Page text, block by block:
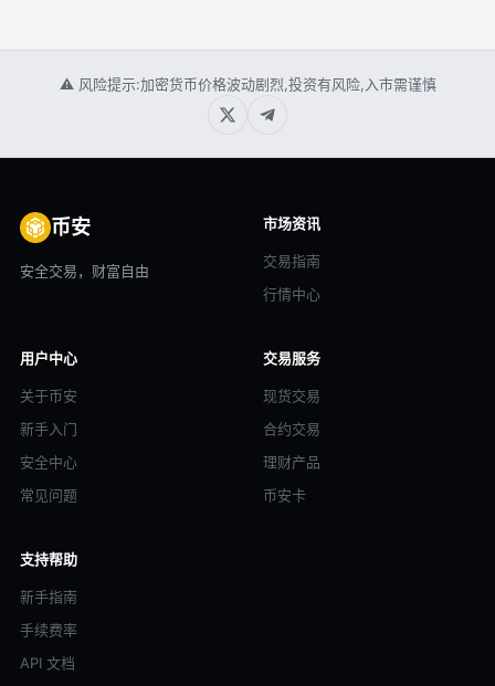
⚠ 风险提示:加密货币价格波动剧烈,投资有风险,入市需谨慎
币安
安全交易，财富自由
市场资讯
交易指南
行情中心
用户中心
关于币安
新手入门
安全中心
常见问题
交易服务
现货交易
合约交易
理财产品
币安卡
支持帮助
新手指南
手续费率
API 文档